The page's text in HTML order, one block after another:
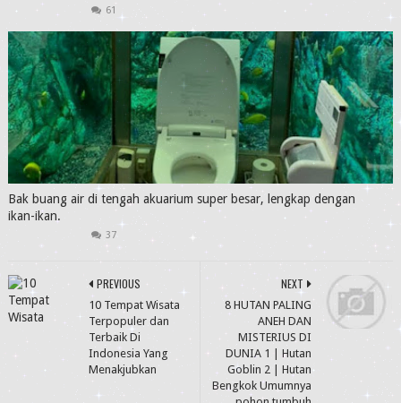
61
Bak buang air di tengah akuarium super besar, lengkap dengan
ikan-ikan.
37
NEXT
8 HUTAN PALING
ANEH DAN
MISTERIUS DI
DUNIA 1 | Hutan
Goblin 2 | Hutan
Bengkok Umumnya
PREVIOUS
10 Tempat Wisata
Terpopuler dan
Terbaik Di
Indonesia Yang
Menakjubkan